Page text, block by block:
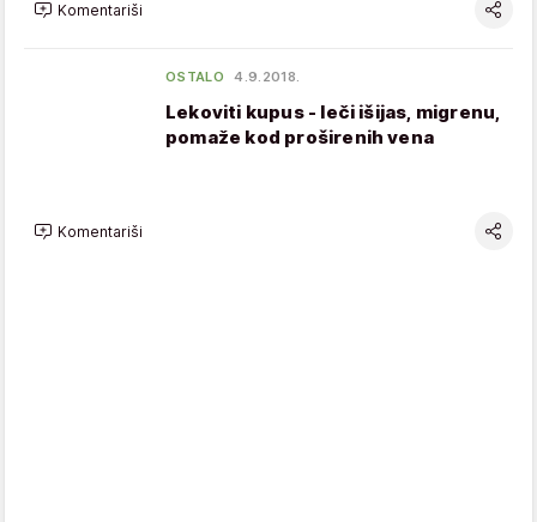
Komentariši
OSTALO 4.9.2018.
Lekoviti kupus - leči išijas, migrenu,
pomaže kod proširenih vena
Komentariši